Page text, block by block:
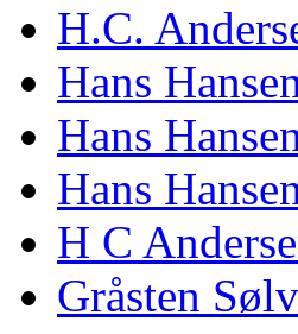
H.C.
Hans
Hans
Hans
H C
Gråsten Sølv